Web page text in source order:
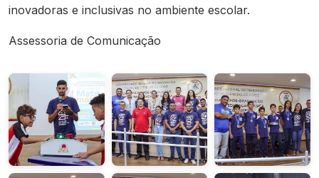
inovadoras e inclusivas no ambiente escolar.
Assessoria de Comunicação